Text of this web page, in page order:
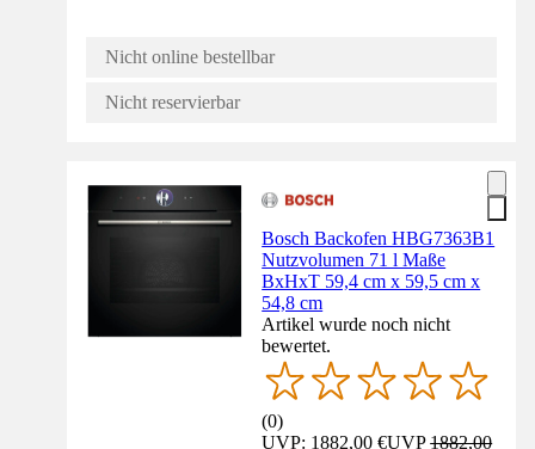
Nicht online bestellbar
Nicht reservierbar
Bosch Backofen HBG7363B1
Nutzvolumen 71 l Maße
BxHxT 59,4 cm x 59,5 cm x
54,8 cm
Artikel wurde noch nicht
bewertet.
(0)
UVP: 1882,00 €UVP1882,00